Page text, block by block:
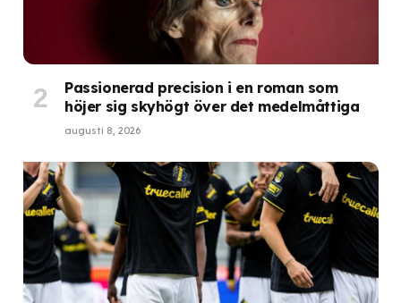
Passionerad precision i en roman som
höjer sig skyhögt över det medelmåttiga
augusti 8, 2026